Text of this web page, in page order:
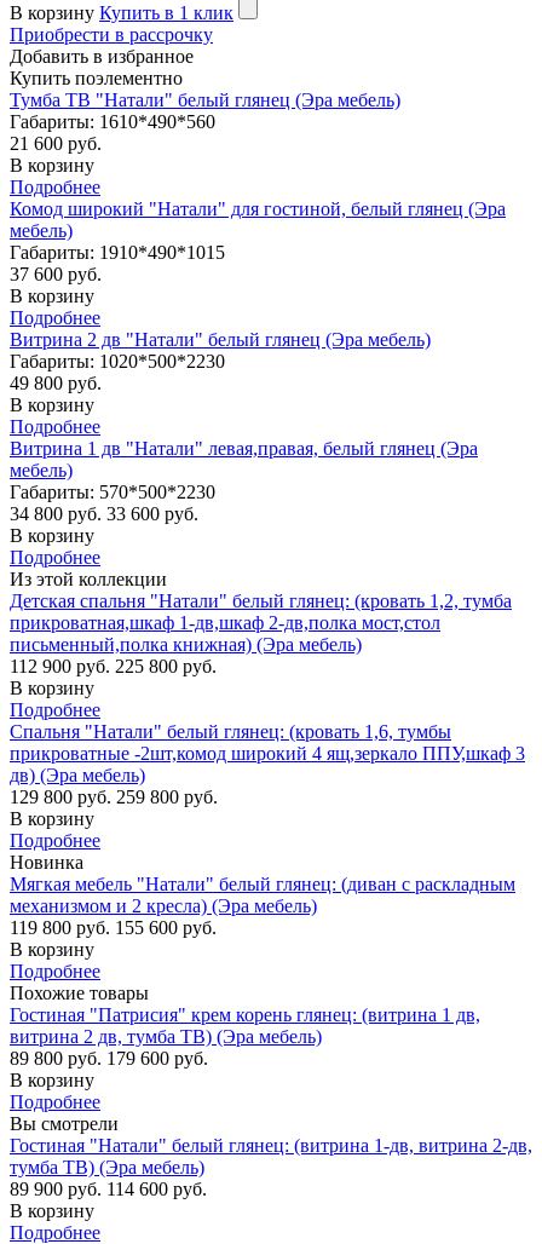
В корзину Купить в 1 клик
Приобрести в рассрочку
Добавить в избранное
Купить поэлементно
Тумба ТВ "Натали" белый глянец (Эра мебель)
Габариты: 1610*490*560
21 600 руб.
В корзину
Подробнее
Комод широкий "Натали" для гостиной, белый глянец (Эра
мебель)
Габариты: 1910*490*1015
37 600 руб.
В корзину
Подробнее
Витрина 2 дв "Натали" белый глянец (Эра мебель)
Габариты: 1020*500*2230
49 800 руб.
В корзину
Подробнее
Витрина 1 дв "Натали" левая,правая, белый глянец (Эра
мебель)
Габариты: 570*500*2230
34 800 руб. 33 600 руб.
В корзину
Подробнее
Из этой коллекции
Детская спальня "Натали" белый глянец: (кровать 1,2, тумба
прикроватная,шкаф 1-дв,шкаф 2-дв,полка мост,стол
письменный,полка книжная) (Эра мебель)
112 900 руб. 225 800 руб.
В корзину
Подробнее
Спальня "Натали" белый глянец: (кровать 1,6, тумбы
прикроватные -2шт,комод широкий 4 ящ,зеркало ППУ,шкаф 3
дв) (Эра мебель)
129 800 руб. 259 800 руб.
В корзину
Подробнее
Новинка
Мягкая мебель "Натали" белый глянец: (диван с раскладным
механизмом и 2 кресла) (Эра мебель)
119 800 руб. 155 600 руб.
В корзину
Подробнее
Похожие товары
Гостиная "Патрисия" крем корень глянец: (витрина 1 дв,
витрина 2 дв, тумба ТВ) (Эра мебель)
89 800 руб. 179 600 руб.
В корзину
Подробнее
Вы смотрели
Гостиная "Натали" белый глянец: (витрина 1-дв, витрина 2-дв,
тумба ТВ) (Эра мебель)
89 900 руб. 114 600 руб.
В корзину
Подробнее